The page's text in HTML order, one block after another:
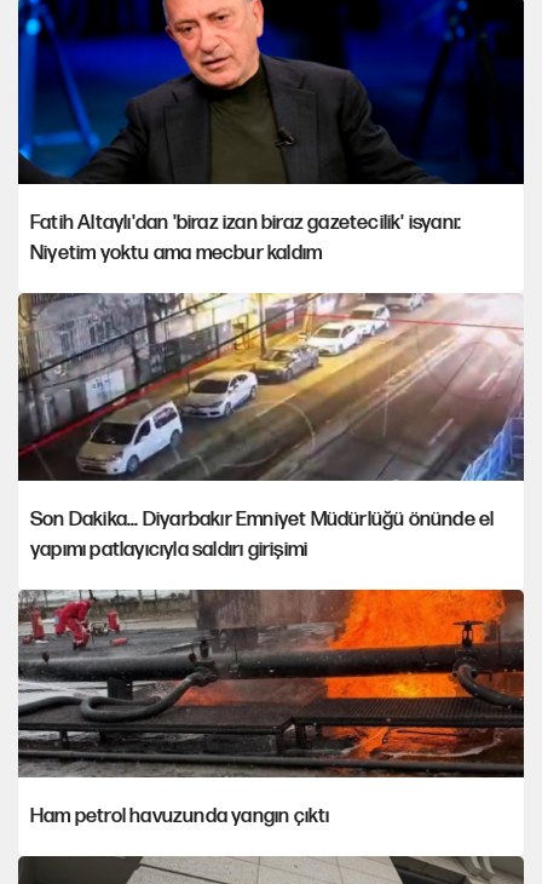
Fatih Altaylı'dan 'biraz izan biraz gazetecilik' isyanı:
Niyetim yoktu ama mecbur kaldım
Son Dakika... Diyarbakır Emniyet Müdürlüğü önünde el
yapımı patlayıcıyla saldırı girişimi
Ham petrol havuzunda yangın çıktı